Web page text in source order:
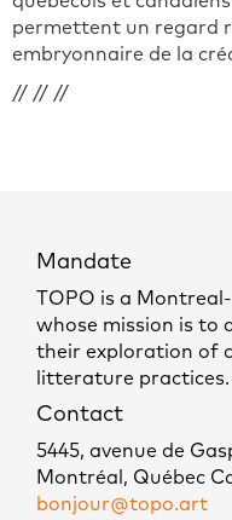
permettent un regard
embryonnaire de la
// // //
Mandate
TOPO is a
whose mission is to
their exploration of
litterature practices.
Contact
5445, avenue de
Montréal, Québec
bonjour@topo.art